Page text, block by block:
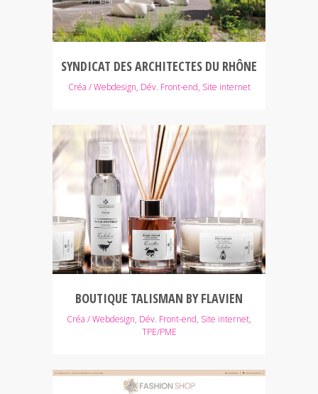
SYNDICAT DES ARCHITECTES DU RHÔNE
Créa / Webdesign, Dév. Front-end, Site internet
BOUTIQUE TALISMAN BY FLAVIEN
Créa / Webdesign, Dév. Front-end, Site internet,
TPE/PME